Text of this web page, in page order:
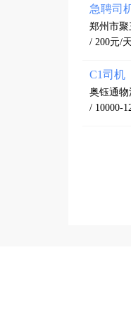
急聘司
郑州市聚
/ 200元/
C1司机
奥钰通物
/ 10000-